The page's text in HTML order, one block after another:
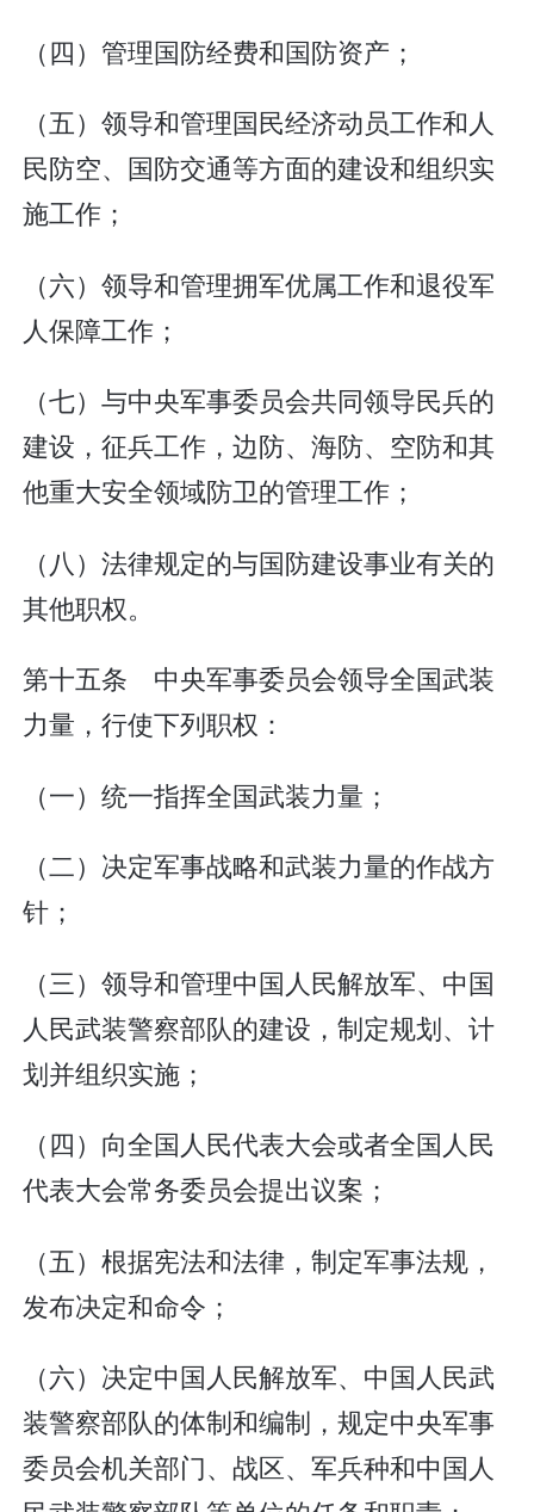
（四）管理国防经费和国防资产；
（五）领导和管理国民经济动员工作和人
民防空、国防交通等方面的建设和组织实
施工作；
（六）领导和管理拥军优属工作和退役军
人保障工作；
（七）与中央军事委员会共同领导民兵的
建设，征兵工作，边防、海防、空防和其
他重大安全领域防卫的管理工作；
（八）法律规定的与国防建设事业有关的
其他职权。
第十五条 中央军事委员会领导全国武装
力量，行使下列职权：
（一）统一指挥全国武装力量；
（二）决定军事战略和武装力量的作战方
针；
（三）领导和管理中国人民解放军、中国
人民武装警察部队的建设，制定规划、计
划并组织实施；
（四）向全国人民代表大会或者全国人民
代表大会常务委员会提出议案；
（五）根据宪法和法律，制定军事法规，
发布决定和命令；
（六）决定中国人民解放军、中国人民武
装警察部队的体制和编制，规定中央军事
委员会机关部门、战区、军兵种和中国人